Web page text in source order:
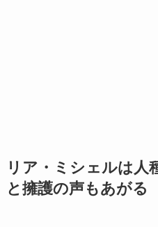
リア・ミシェルは人
と擁護の声もあがる